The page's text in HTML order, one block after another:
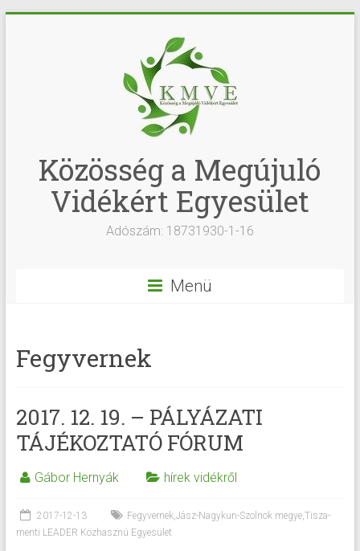
Közösség a Megújuló
Vidékért Egyesület
Adószám: 18731930-1-16
Menü
Fegyvernek
2017. 12. 19. – PÁLYÁZATI
TÁJÉKOZTATÓ FÓRUM
Gábor Hernyák hírek vidékről
2017-12-13 Fegyvernek,Jász-Nagykun-Szolnok megye,Tisza-
menti LEADER Közhasznú Egyesület